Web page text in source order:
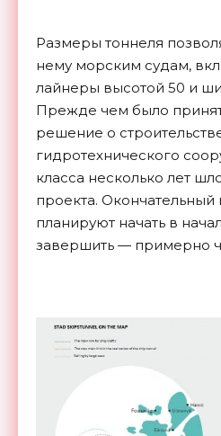
Размеры тоннеля
нему морским судам,
лайнеры высотой 50 и
Прежде чем было
решение о
гидротехнического
класса несколько лет
проекта. Окончательный
планируют начать в
завершить — примерно